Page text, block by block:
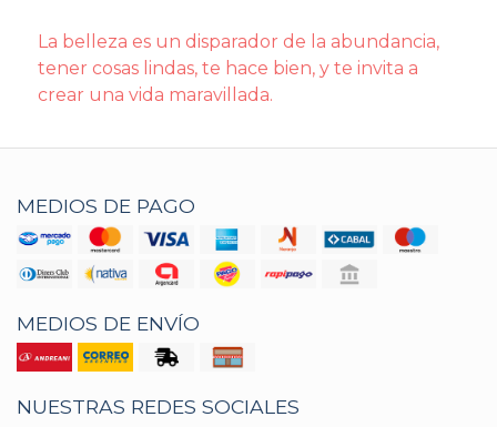
La belleza es un disparador de la abundancia,
tener cosas lindas, te hace bien, y te invita a
crear una vida maravillada.
MEDIOS DE PAGO
MEDIOS DE ENVÍO
NUESTRAS REDES SOCIALES